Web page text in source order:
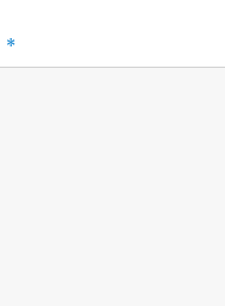
*